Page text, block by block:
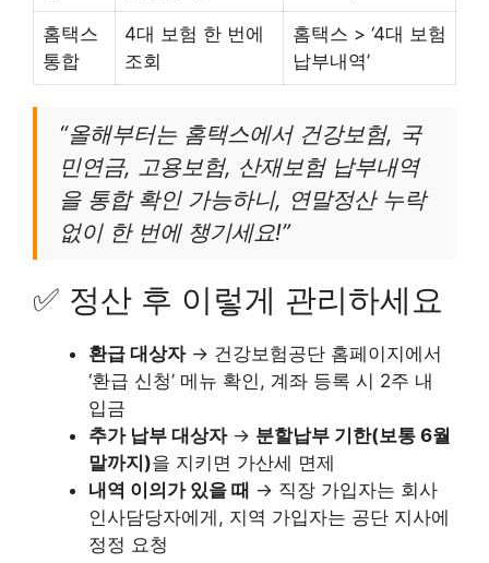
홈택스
통합
4대 보험 한 번에
조회
홈택스 > ‘4대 보험
납부내역’
“올해부터는 홈택스에서 건강보험, 국
민연금, 고용보험, 산재보험 납부내역
을 통합 확인 가능하니, 연말정산 누락
없이 한 번에 챙기세요!”
✅ 정산 후 이렇게 관리하세요
환급 대상자→ 건강보험공단 홈페이지에서
‘환급 신청’ 메뉴 확인, 계좌 등록 시 2주 내
입금
추가 납부 대상자→ 분할납부 기한(보통 6월
말까지)을 지키면 가산세 면제
내역 이의가 있을 때 → 직장 가입자는 회사
인사담당자에게, 지역 가입자는 공단 지사에
정정 요청